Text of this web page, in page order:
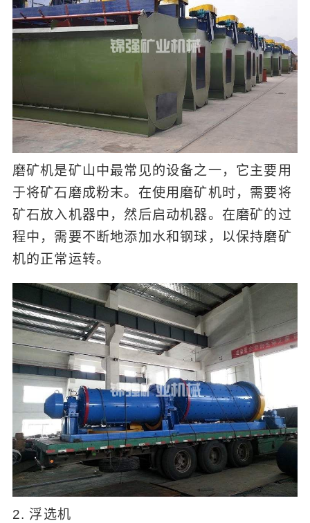
磨矿机是矿山中最常见的设备之一，它主要用
于将矿石磨成粉末。在使用磨矿机时，需要将
矿石放入机器中，然后启动机器。在磨矿的过
程中，需要不断地添加水和钢球，以保持磨矿
机的正常运转。
2. 浮选机